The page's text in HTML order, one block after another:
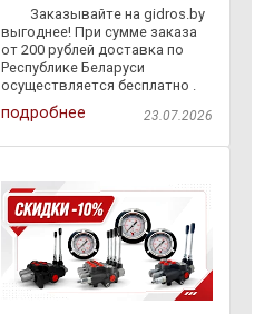
⠀ ⠀ Заказывайте на gidros.by
выгоднее! При сумме заказа
от 200 рублей доставка по
Республике Беларуси
осуществляется бесплатно .
Мы быстро доставим
гидравлическое
лишних затрат и
подробнее 23.07.2026